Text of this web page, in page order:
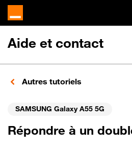
Aide et contact
Autres tutoriels
SAMSUNG Galaxy A55 5G
Répondre à un